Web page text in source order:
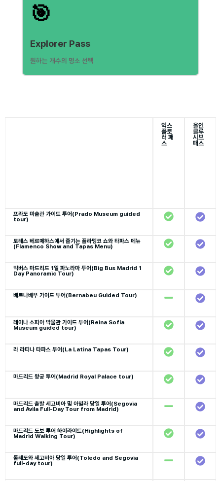
🎯
Explorer Pass
원하는 개수의 명소 선택
익스
플로
러 패
스
올인
클루
시브
패스
프라도 미술관 가이드 투어(Prado Museum guided
tour)
토레스 베르메하스에서 즐기는 플라멩코 쇼와 타파스 메뉴
(Flamenco Show and Tapas Menu)
빅버스 마드리드 1일 파노라마 투어(Big Bus Madrid 1
Day Panoramic Tour)
베르나베우 가이드 투어(Bernabeu Guided Tour)
레이나 소피아 박물관 가이드 투어(Reina Sofía
Museum guided tour)
라 라티나 타파스 투어(La Latina Tapas Tour)
마드리드 왕궁 투어(Madrid Royal Palace tour)
마드리드 출발 세고비아 및 아빌라 당일 투어(Segovia
and Avila Full-Day Tour from Madrid)
마드리드 도보 투어 하이라이트(Highlights of
Madrid Walking Tour)
톨레도와 세고비아 당일 투어(Toledo and Segovia
full-day tour)